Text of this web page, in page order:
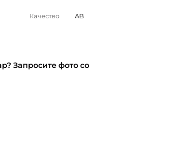
Качество AB
Запросите фото со